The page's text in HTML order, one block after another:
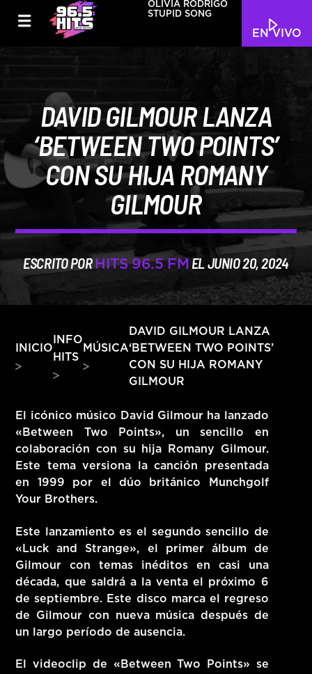
EN VIVO
OLIVIA RODRIGO
STUPID SONG
HITS – 96.5 FM
HITS
Hits – 96.5 FM
DAVID GILMOUR LANZA
‘BETWEEN TWO POINTS’
CON SU HIJA ROMANY
GILMOUR
ESCRITO POR HITS 96.5 FM EL JUNIO 20, 2024
INICIO
INFO
HITS
MÚSICA
DAVID GILMOUR LANZA
‘BETWEEN TWO POINTS’
CON SU HIJA ROMANY
GILMOUR
El icónico músico David Gilmour ha lanzado
«Between Two Points», un sencillo en
colaboración con su hija Romany Gilmour.
Este tema versiona la canción presentada
en 1999 por el dúo británico Munchgolf
Your Brothers.
Este lanzamiento es el segundo sencillo de
«Luck and Strange», el primer álbum de
Gilmour con temas inéditos en casi una
década, que saldrá a la venta el próximo 6
de septiembre. Este disco marca el regreso
de Gilmour con nueva música después de
un largo período de ausencia.
El videoclip de «Between Two Points» se